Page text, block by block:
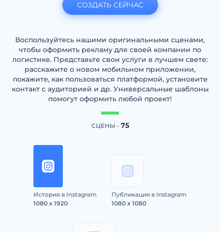
Воспользуйтесь нашими оригинальными сценами,
чтобы оформить рекламу для своей компании по
логистике. Представьте свои услуги в лучшем свете:
расскажите о новом мобильном приложении,
покажите, как пользоваться платформой, установите
контакт с аудиторией и др. Универсальные шаблоны
помогут оформить любой проект!
СЦЕНЫ - 75
История в Instagram
1080 x 1920
Публикация в Instagram
1080 x 1080
СОЗДАТЬ СЕЙЧАС